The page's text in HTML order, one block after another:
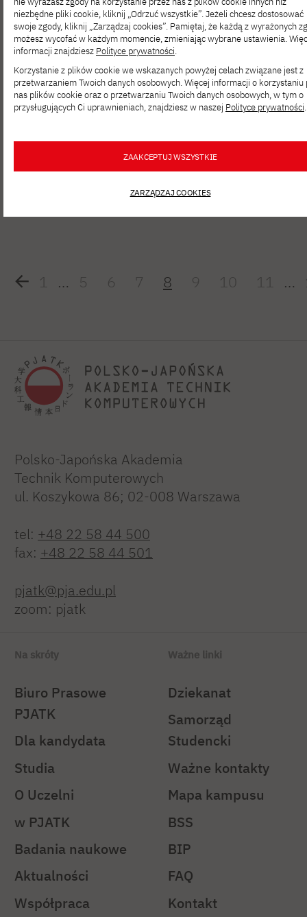
edycji Badania Społeczności IT
AKTUALNOŚCI GRU 07, 2023
Sukces konferencji “Your Date With Data
Science” zorganizowanej przez Data
Science Club PJATK
w wykładzie „Sztuczna inteligencja
1 … 5 6 7 8 9 10 11 …
Polsko-Japońska Akademia
Technik Komputerowych
ul. Koszykowa 86; 02-008 Warszawa
tel: +48 22 58 44 500
fax: +48 22 58 44 501
pjatk@pja.edu.pl
zoom: pjatk
Na skróty
Biuro Prasowe
PJATK
Dla kandydata
Studia
O Uczelni
w PJATK
Badania naukowe
Aktualności
Współpraca
Ważne linki
Dziekanat
Samorząd
Studencki
Ważne kontakty
Mapa kampusu
BSS
BIP
FAQ
Kontakt
niezbędne pliki cookie, kliknij „Odrzuć wszystkie”. Jeżeli chcesz dostosować
swoje zgody, kliknij „Zarządzaj cookies”. Pamiętaj, że każdą z wyrażonych
możesz wycofać w każdym momencie, zmieniając wybrane ustawienia.
informacji znajdziesz Polityce prywatności.
Korzystanie z plików cookie we wskazanych powyżej celach związane jest z
przetwarzaniem Twoich danych osobowych. Więcej informacji o korzystaniu
nas plików cookie oraz o przetwarzaniu Twoich danych osobowych, w tym o
przysługujących Ci uprawnieniach, znajdziesz w naszej Polityce prywatności.
ZAAKCEPTUJ WSZYSTKIE
ZARZĄDZAJ COOKIES